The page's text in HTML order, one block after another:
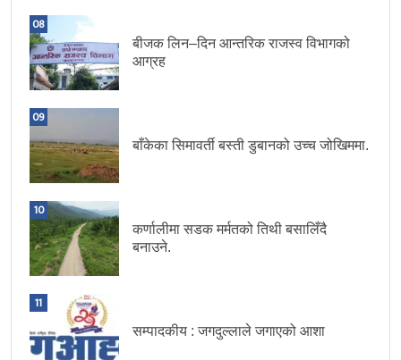
08
बीजक लिन–दिन आन्तरिक राजस्व विभागको
आग्रह
09
बाँकेका सिमावर्ती बस्ती डुबानको उच्च जोखिममा.
10
कर्णालीमा सडक मर्मतको तिथी बसालिँदै
बनाउने.
11
सम्पादकीय : जगदुल्लाले जगाएको आशा